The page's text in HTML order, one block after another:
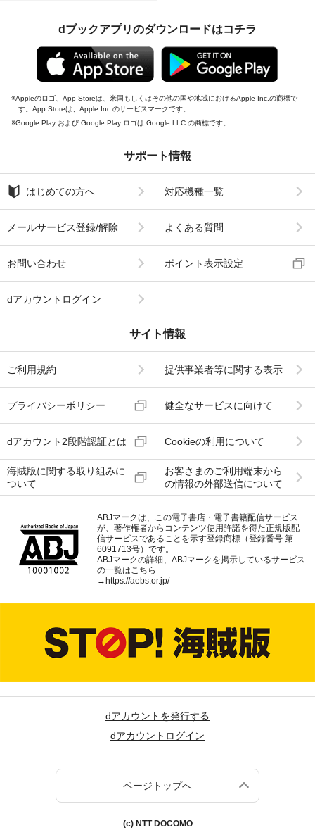
dブックアプリのダウンロードはコチラ
Appleのロゴ、App Storeは、米国もしくはその他の国や地域におけるApple Inc.の商標で
す。App Storeは、Apple Inc.のサービスマークです。
Google Play および Google Play ロゴは Google LLC の商標です。
サポート情報
はじめての方へ 対応機種一覧
メールサービス登録/解除 よくある質問
お問い合わせ ポイント表示設定
dアカウントログイン
サイト情報
ご利用規約 提供事業者等に関する表示
プライバシーポリシー 健全なサービスに向けて
dアカウント2段階認証とは Cookieの利用について
海賊版に関する取り組みに
ついて
お客さまのご利用端末から
の情報の外部送信について
ABJマークは、この電子書店・電子書籍配信サービス
が、著作権者からコンテンツ使用許諾を得た正規版配
信サービスであることを示す登録商標（登録番号 第
6091713号）です。
ABJマークの詳細、ABJマークを掲示しているサービス
の一覧はこちら
→https://aebs.or.jp/
dアカウントを発行する
dアカウントログイン
ページトップへ
(c) NTT DOCOMO